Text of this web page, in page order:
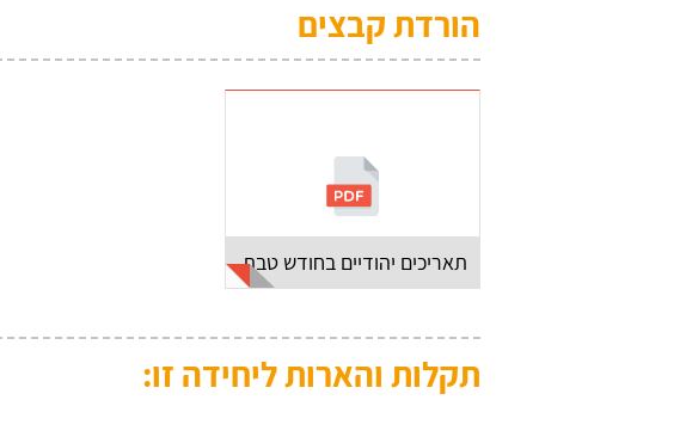
הורדת קבצים
תאריכים יהודיים בחודש טבת
תקלות והארות ליחידה זו: